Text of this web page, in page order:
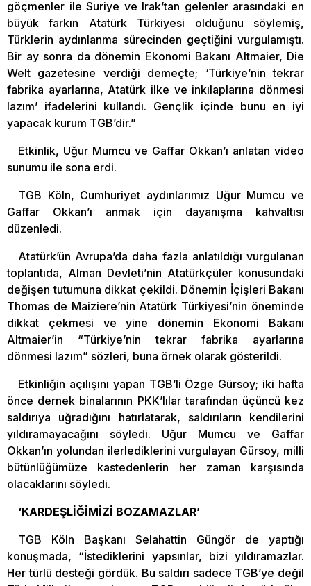
göçmenler ile Suriye ve Irak’tan gelenler arasındaki en
büyük farkın Atatürk Türkiyesi olduğunu söylemiş,
Türklerin aydınlanma sürecinden geçtiğini vurgulamıştı.
Bir ay sonra da dönemin Ekonomi Bakanı Altmaier, Die
Welt gazetesine verdiği demeçte; ‘Türkiye’nin tekrar
fabrika ayarlarına, Atatürk ilke ve inkılaplarına dönmesi
lazım’ ifadelerini kullandı. Gençlik içinde bunu en iyi
yapacak kurum TGB’dir.”
Etkinlik, Uğur Mumcu ve Gaffar Okkan’ı anlatan video
sunumu ile sona erdi.
TGB Köln, Cumhuriyet aydınlarımız Uğur Mumcu ve
Gaffar Okkan’ı anmak için dayanışma kahvaltısı
düzenledi.
Atatürk’ün Avrupa’da daha fazla anlatıldığı vurgulanan
toplantıda, Alman Devleti’nin Atatürkçüler konusundaki
değişen tutumuna dikkat çekildi. Dönemin İçişleri Bakanı
Thomas de Maiziere’nin Atatürk Türkiyesi’nin öneminde
dikkat çekmesi ve yine dönemin Ekonomi Bakanı
Altmaier’in “Türkiye’nin tekrar fabrika ayarlarına
dönmesi lazım” sözleri, buna örnek olarak gösterildi.
Etkinliğin açılışını yapan TGB’li Özge Gürsoy; iki hafta
önce dernek binalarının PKK’lılar tarafından üçüncü kez
saldırıya uğradığını hatırlatarak, saldırıların kendilerini
yıldıramayacağını söyledi. Uğur Mumcu ve Gaffar
Okkan’ın yolundan ilerlediklerini vurgulayan Gürsoy, milli
bütünlüğümüze kastedenlerin her zaman karşısında
olacaklarını söyledi.
‘KARDEŞLİĞİMİZİ BOZAMAZLAR’
TGB Köln Başkanı Selahattin Güngör de yaptığı
konuşmada, “İstediklerini yapsınlar, bizi yıldıramazlar.
Her türlü desteği gördük. Bu saldırı sadece TGB’ye değil